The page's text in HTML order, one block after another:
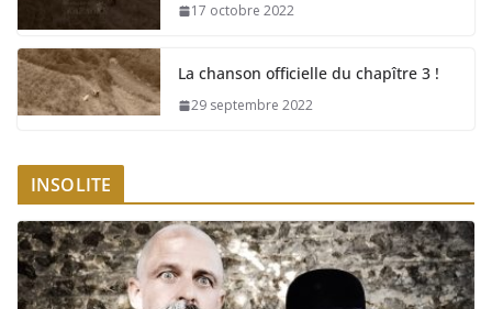
17 octobre 2022
La chanson officielle du chapître 3 !
29 septembre 2022
INSOLITE